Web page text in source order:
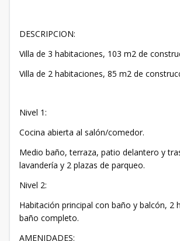
DESCRIPCION:
Villa de 3 habitaciones, 103 m2 de
Villa de 2 habitaciones, 85 m2 de
Nivel 1:
Cocina abierta al salón/comedor.
Medio baño, terraza, patio delantero y
lavandería y 2 plazas de parqueo.
Nivel 2:
Habitación principal con baño y balcón, 2
baño completo.
AMENIDADES: